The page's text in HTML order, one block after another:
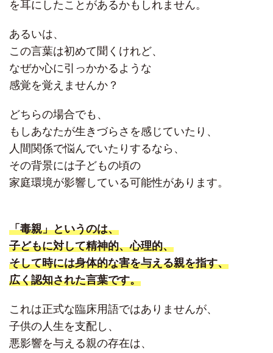
を耳にしたことがあるかもしれません。
あるいは、
この言葉は初めて聞くけれど、
なぜか心に引っかかるような
感覚を覚えませんか？
どちらの場合でも、
もしあなたが生きづらさを感じていたり、
人間関係で悩んでいたりするなら、
その背景には子どもの頃の
家庭環境が影響している可能性があります。
「毒親」というのは、
子どもに対して精神的、心理的、
そして時には身体的な害を与える親を指す、
広く認知された言葉です。
これは正式な臨床用語ではありませんが、
子供の人生を支配し、
悪影響を与える親の存在は、